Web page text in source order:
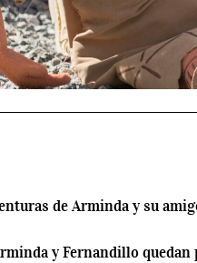
de Arminda y su
y Fernandillo